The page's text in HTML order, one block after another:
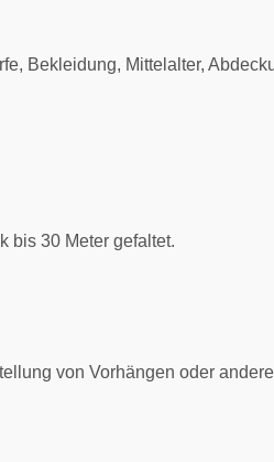
Bekleidung, Mittelalter,
bis 30 Meter gefaltet.
von Vorhängen oder